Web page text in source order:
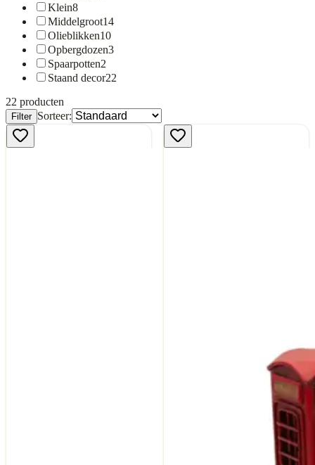
Klein8
Middelgroot14
Olieblikken10
Opbergdozen3
Spaarpotten2
Staand decor22
22 producten
Filter Sorteer: